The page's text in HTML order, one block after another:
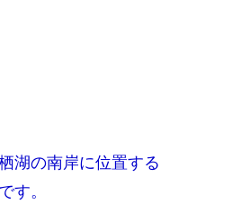
湖の南岸に位置する
す。